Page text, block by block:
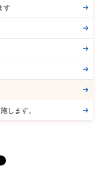
す
します。